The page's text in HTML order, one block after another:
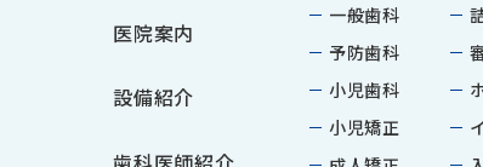
医院案内
設備紹介
一般歯科
予防歯科
小児歯科
小児矯正